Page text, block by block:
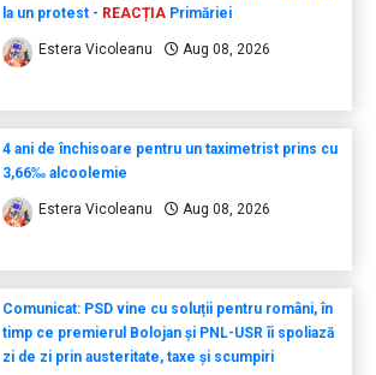
la un protest - REACȚIAPrimăriei
Estera Vicoleanu Aug 08, 2026
4 ani de închisoare pentru un taximetrist prins cu
3,66‰ alcoolemie
Estera Vicoleanu Aug 08, 2026
Comunicat: PSD vine cu soluții pentru români, în
timp ce premierul Bolojan și PNL-USR îi spoliază
zi de zi prin austeritate, taxe și scumpiri